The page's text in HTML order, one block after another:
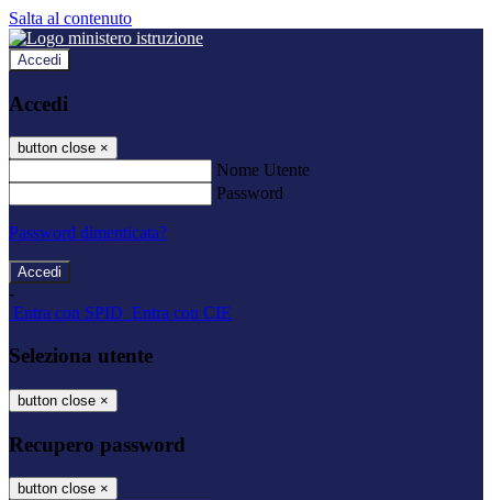
Salta al contenuto
Accedi
Accedi
button close ×
Nome Utente
Password
Password dimenticata?
-
Entra con SPID Entra con CIE
Seleziona utente
button close ×
Recupero password
button close ×